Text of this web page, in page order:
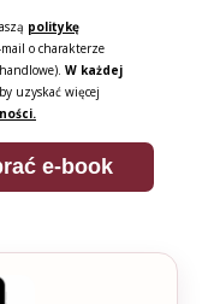
politykę
o charakterze
W każdej
uzyskać więcej
e-book